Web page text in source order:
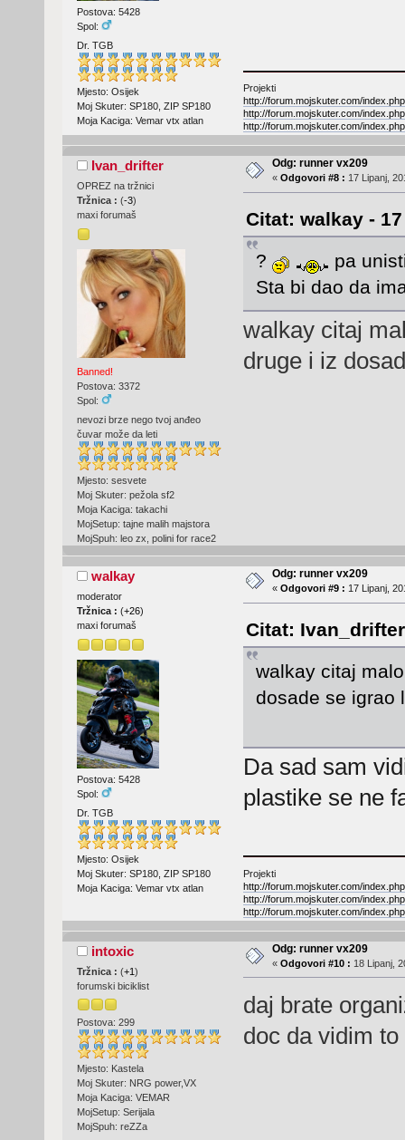
Postova: 5428
Spol:
Dr. TGB
Mjesto: Osijek
Moj Skuter: SP180, ZIP SP180
Moja Kaciga: Vemar vtx atlan
Projekti
http://forum.mojskuter.com/
http://forum.mojskuter.com/
http://forum.mojskuter.com/
Ivan_drifter
OPREZ na tržnici
Tržnica : (-3)
maxi forumaš
Banned!
Postova: 3372
Spol:
nevozi brze nego tvoj anđeo
čuvar može da leti
Mjesto: sesvete
Moj Skuter: pežola sf2
Moja Kaciga: takachi
MojSetup: tajne malih majstora
MojSpuh: leo zx, polini for race2
Odg: runner vx209
« Odgovori #8 : 17 Lipanj,
Citat: walkay -
?
pa
Sta bi dao da
walkay citaj
druge i iz
walkay
moderator
Tržnica : (+26)
maxi forumaš
Postova: 5428
Spol:
Dr. TGB
Mjesto: Osijek
Moj Skuter: SP180, ZIP SP180
Moja Kaciga: Vemar vtx atlan
Odg: runner vx209
« Odgovori #9 : 17 Lipanj,
Citat:
walkay citaj
dosade se igrao
Da sad sam
plastike se ne
Projekti
http://forum.mojskuter.com/
http://forum.mojskuter.com/
http://forum.mojskuter.com/
intoxic
Tržnica : (+1)
forumski biciklist
Postova: 299
Mjesto: Kastela
Moj Skuter: NRG power,VX
Moja Kaciga: VEMAR
MojSetup: Serijala
MojSpuh: reZZa
Odg: runner vx209
« Odgovori #10 : 18 Lipanj,
daj brate
doc da vidim